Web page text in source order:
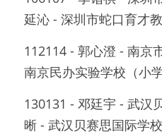
延沁 - 深圳市蛇口育才
112114 - 郭心澄 - 南京
南京民办实验学校（小学
130131 - 邓廷宇 - 武汉
晰 - 武汉贝赛思国际学校